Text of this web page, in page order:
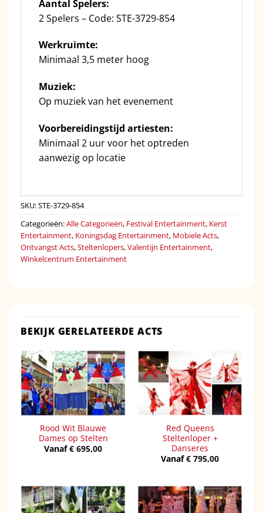
Aantal Spelers:
2 Spelers – Code: STE-3729-854
Werkruimte:
Minimaal 3,5 meter hoog
Muziek:
Op muziek van het evenement
Voorbereidingstijd artiesten:
Minimaal 2 uur voor het optreden
aanwezig op locatie
SKU:STE-3729-854
Categorieën:Alle Categorieën, Festival Entertainment, Kerst
Entertainment, Koningsdag Entertainment, Mobiele Acts,
Ontvangst Acts,Steltenlopers,Valentijn Entertainment,
Winkelcentrum Entertainment
BEKIJK GERELATEERDE ACTS
Rood Wit Blauwe
Dames op Stelten
Vanaf€ 695,00
Red Queens
Steltenloper +
Danseres
Vanaf€ 795,00